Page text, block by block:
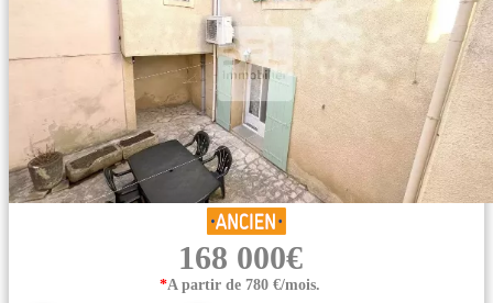
168 000€
*A partir de 780 €/mois.